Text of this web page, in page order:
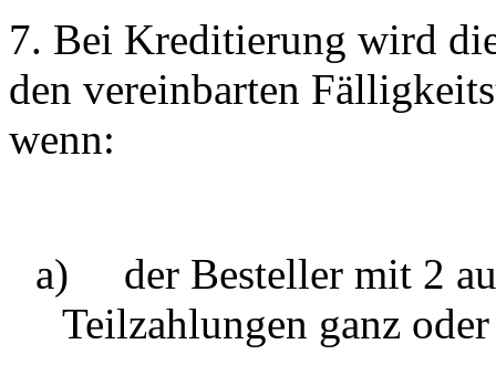
7. Bei Kreditierung wird
den vereinbarten
wenn:
a)
der Besteller mit 2
Teilzahlungen ganz